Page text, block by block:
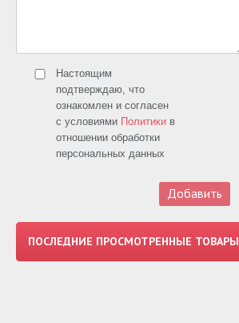
Настоящим
подтверждаю, что
ознакомлен и согласен
с условиями Политики в
отношении обработки
персональных данных
ПОСЛЕДНИЕ ПРОСМОТРЕННЫЕ ТОВАРЫ